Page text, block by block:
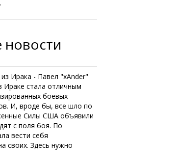
Ирака - Павел "xAnder"
Ираке стала отличным
боевых
И, вроде бы, все шло по
Силы США объявили
с поля боя. По
вести себя
своих. Здесь нужно